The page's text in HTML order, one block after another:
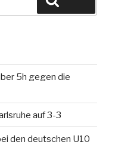
5h gegen die
auf 3-3
den deutschen U10